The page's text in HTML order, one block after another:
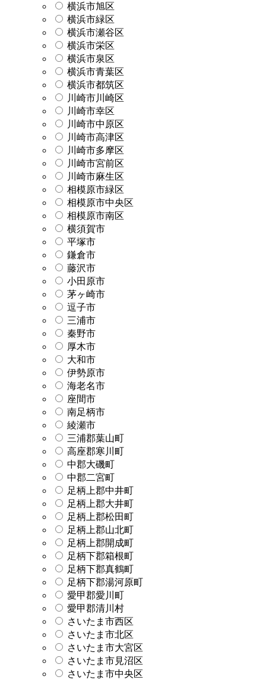
横浜市旭区
横浜市緑区
横浜市瀬谷区
横浜市栄区
横浜市泉区
横浜市青葉区
横浜市都筑区
川崎市川崎区
川崎市幸区
川崎市中原区
川崎市高津区
川崎市多摩区
川崎市宮前区
川崎市麻生区
相模原市緑区
相模原市中央区
相模原市南区
横須賀市
平塚市
鎌倉市
藤沢市
小田原市
茅ヶ崎市
逗子市
三浦市
秦野市
厚木市
大和市
伊勢原市
海老名市
座間市
南足柄市
綾瀬市
三浦郡葉山町
高座郡寒川町
中郡大磯町
中郡二宮町
足柄上郡中井町
足柄上郡大井町
足柄上郡松田町
足柄上郡山北町
足柄上郡開成町
足柄下郡箱根町
足柄下郡真鶴町
足柄下郡湯河原町
愛甲郡愛川町
愛甲郡清川村
さいたま市西区
さいたま市北区
さいたま市大宮区
さいたま市見沼区
さいたま市中央区